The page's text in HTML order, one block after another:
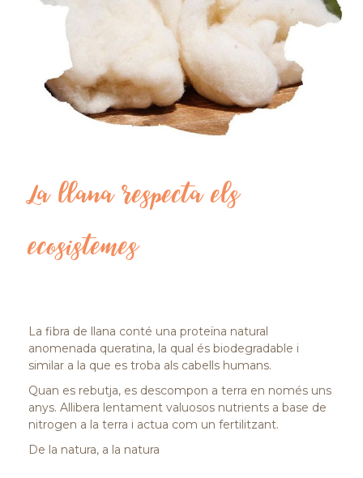
La llana respecta els
ecosistemes
La fibra de llana conté una proteïna natural
anomenada queratina, la qual és biodegradable i
similar a la que es troba als cabells humans.
Quan es rebutja, es descompon a terra en només uns
anys. Allibera lentament valuosos nutrients a base de
nitrogen a la terra i actua com un fertilitzant.
De la natura, a la natura